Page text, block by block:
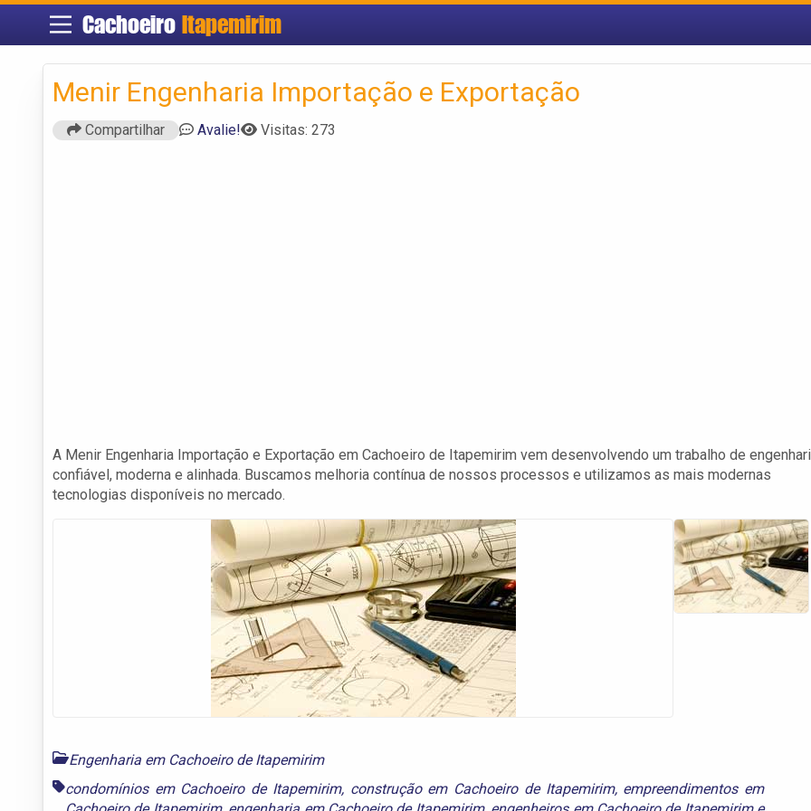
Cachoeiro Itapemirim
Menir Engenharia Importação e Exportação
Compartilhar Avalie! Visitas: 273
A Menir Engenharia Importação e Exportação em Cachoeiro de Itapemirim vem desenvolvendo um trabalho de
confiável, moderna e alinhada. Buscamos melhoria contínua de nossos processos e utilizamos as mais modernas
tecnologias disponíveis no mercado.
Engenharia em Cachoeiro de Itapemirim
condomínios em Cachoeiro de Itapemirim, construção em Cachoeiro de Itapemirim, empreendimentos em